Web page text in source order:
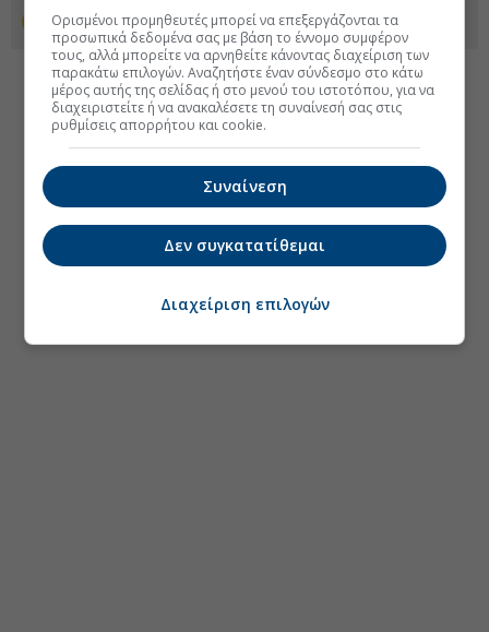
Προσθέστε το euro2day.gr στο Discover
Ορισμένοι προμηθευτές μπορεί να επεξεργάζονται τα
προσωπικά δεδομένα σας με βάση το έννομο συμφέρον
τους, αλλά μπορείτε να αρνηθείτε κάνοντας διαχείριση των
παρακάτω επιλογών. Αναζητήστε έναν σύνδεσμο στο κάτω
μέρος αυτής της σελίδας ή στο μενού του ιστοτόπου, για να
διαχειριστείτε ή να ανακαλέσετε τη συναίνεσή σας στις
ρυθμίσεις απορρήτου και cookie.
Συναίνεση
Δεν συγκατατίθεμαι
Διαχείριση επιλογών